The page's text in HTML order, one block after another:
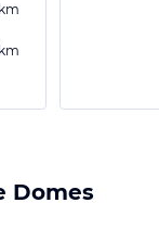
km
km
Domes